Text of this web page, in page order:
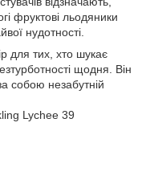
фруктові льодяники
нудотності.
для тих, хто шукає
щодня. Він
собою незабутній
Lychee 39